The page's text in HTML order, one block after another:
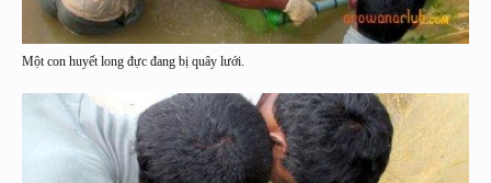
Một con huyết long đực đang bị quây lưới.